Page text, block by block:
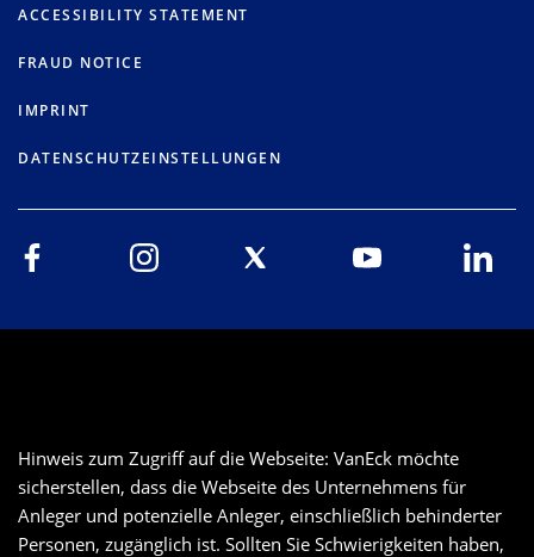
ACCESSIBILITY STATEMENT
FRAUD NOTICE
IMPRINT
DATENSCHUTZEINSTELLUNGEN
Hinweis zum Zugriff auf die Webseite: VanEck möchte
sicherstellen, dass die Webseite des Unternehmens für
Anleger und potenzielle Anleger, einschließlich behinderter
Personen, zugänglich ist. Sollten Sie Schwierigkeiten haben,